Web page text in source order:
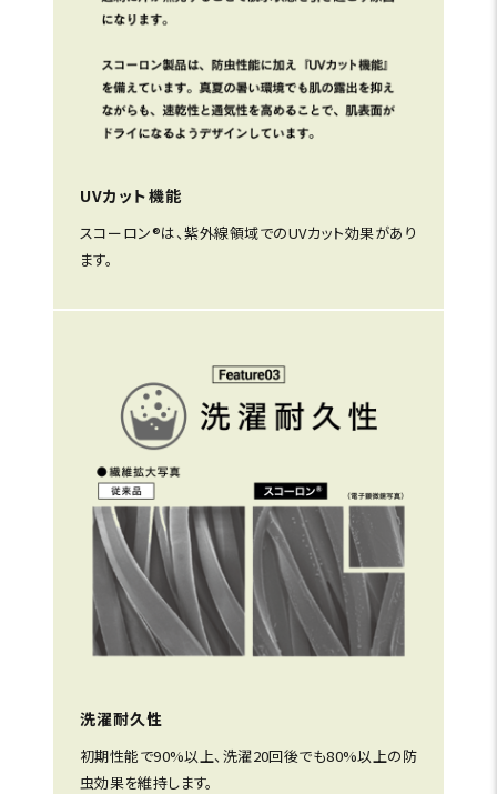
UVカット機能
スコーロン®は、紫外線領域でのUVカット効果があり
ます。
洗濯耐久性
初期性能で90%以上、洗濯20回後でも80%以上の防
虫効果を維持します。